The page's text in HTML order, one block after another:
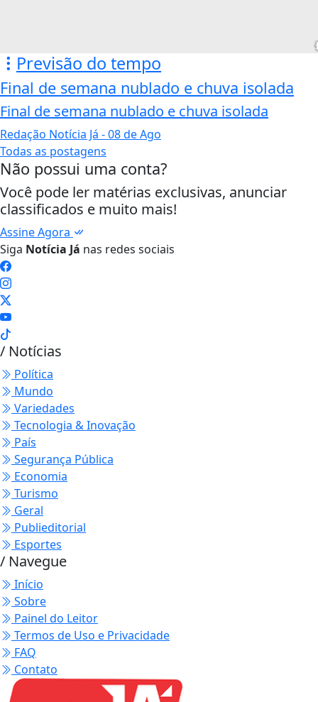
Previsão do tempo
Final de semana nublado e chuva isolada
Final de semana nublado e chuva isolada
Redação Notícia Já - 08 de Ago
Todas as postagens
Não possui uma conta?
Você pode ler matérias exclusivas, anunciar
classificados e muito mais!
Assine Agora
Siga Notícia Já nas redes sociais
/ Notícias
Política
Mundo
Variedades
Tecnologia & Inovação
País
Segurança Pública
Economia
Turismo
Geral
Publieditorial
Esportes
/ Navegue
Início
Sobre
Painel do Leitor
Termos de Uso e Privacidade
FAQ
Contato